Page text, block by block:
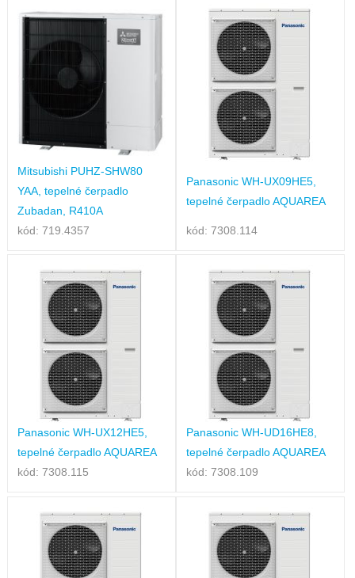
Mitsubishi PUHZ-SHW80
YAA, tepelné čerpadlo
Zubadan, R410A
kód: 719.4357
Panasonic WH-UX09HE5,
tepelné čerpadlo AQUAREA
kód: 7308.114
Panasonic WH-UX12HE5,
tepelné čerpadlo AQUAREA
kód: 7308.115
Panasonic WH-UD16HE8,
tepelné čerpadlo AQUAREA
kód: 7308.109